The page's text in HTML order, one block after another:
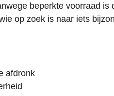
beperkte voorraad
op zoek is naar iets
afdronk